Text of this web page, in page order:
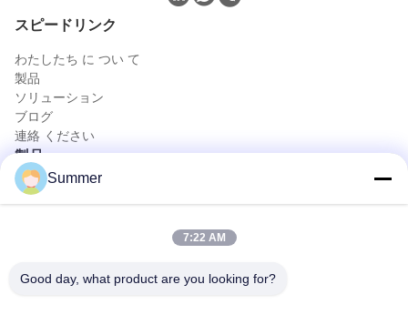
スピードリンク
わたしたち に つい て
製品
ソリューション
ブログ
連絡 ください
製品
携帯用内視鏡カメラ
医学の内視鏡のカメラ
完全なHDの内視鏡のカメラ システム
柔軟な内視鏡カメラシステム
Summer
7:22 AM
Good day, what product are you looking for?